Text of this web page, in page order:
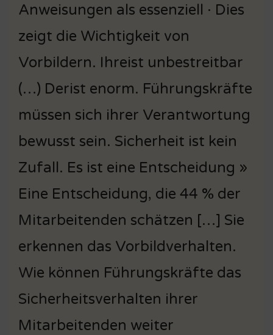
Anweisungen als essenziell · Dies
zeigt die Wichtigkeit von
Vorbildern. Ihreist unbestreitbar
(…) Derist enorm. Führungskräfte
müssen sich ihrer Verantwortung
bewusst sein. Sicherheit ist kein
Zufall. Es ist eine Entscheidung »
Eine Entscheidung, die 44 % der
Mitarbeitenden schätzen […] Sie
erkennen das Vorbildverhalten.
Wie können Führungskräfte das
Sicherheitsverhalten ihrer
Mitarbeitenden weiter